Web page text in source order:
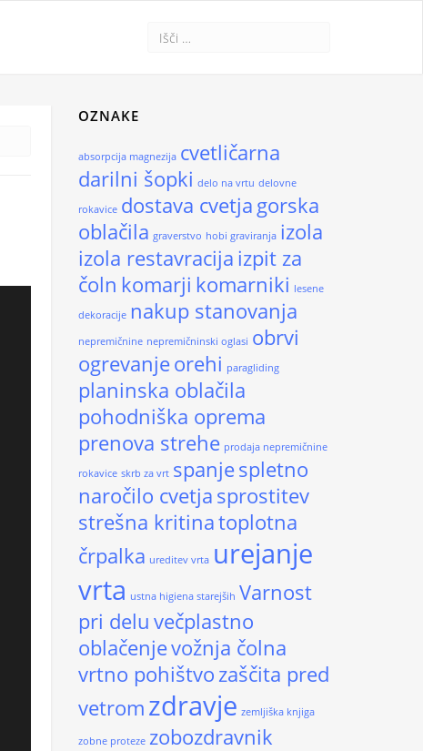
OZNAKE
absorpcija magnezija cvetličarna
darilni šopki delo na vrtu delovne
rokavice dostava cvetja gorska
oblačila graverstvo hobi graviranja izola
izola restavracija izpit za
čoln komarji komarniki lesene
dekoracije nakup stanovanja
nepremičnine nepremičninski oglasi obrvi
ogrevanjeorehi paragliding
planinska oblačila
pohodniška oprema
prenova strehe prodaja nepremičnine
rokavice skrb za vrt spanjespletno
naročilo cvetja sprostitev
strešna kritinatoplotna
črpalka ureditev vrta urejanje
vrta ustna higiena starejših Varnost
pri delu večplastno
oblačenjevožnja čolna
vrtno pohištvo zaščita pred
vetrom zdravje zemljiška knjiga
zobne proteze zobozdravnik